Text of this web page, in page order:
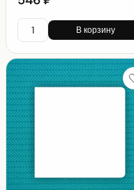
В корзину